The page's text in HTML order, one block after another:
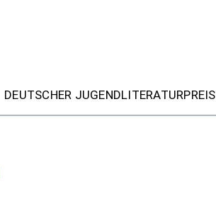
DEUTSCHER JUGENDLITERATURPREIS